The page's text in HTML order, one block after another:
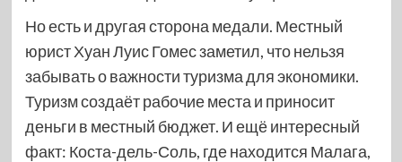
Но есть и другая сторона медали. Местный
юрист Хуан Луис Гомес заметил, что нельзя
забывать о важности туризма для экономики.
Туризм создаёт рабочие места и приносит
деньги в местный бюджет. И ещё интересный
факт: Коста-дель-Соль, где находится Малага,